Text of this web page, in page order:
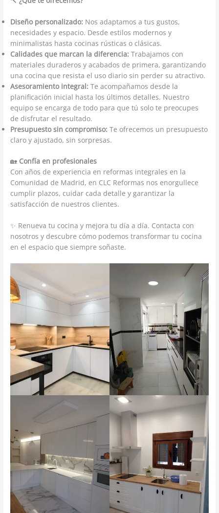
Diseño personalizado: Nos adaptamos a tus gustos,
necesidades y espacio. Desde estilos modernos y
minimalistas hasta cocinas rústicas o clásicas.
Calidades que marcan la diferencia: Trabajamos con
materiales duraderos y acabados de primera, garantizando
una cocina que resista el uso diario sin perder su atractivo.
Asesoramiento integral: Te acompañamos desde la
planificación inicial hasta los últimos detalles. Nuestro
equipo se encarga de todo para que tú solo te preocupes
de disfrutar el resultado.
Presupuesto sin compromiso: Te ofrecemos un presupuesto
claro y ajustado, sin sorpresas.
🏡 Confía en profesionales
Con años de experiencia en reformas integrales en la
Comunidad de Madrid, en CLC Reformas nos enorgullece
cumplir plazos, cuidar cada detalle y garantizar la
satisfacción de nuestros clientes.
✨ Renueva tu cocina y mejora tu día a día. Contacta con
nosotros y descubre cómo podemos transformar tu cocina
en el espacio que siempre soñaste.